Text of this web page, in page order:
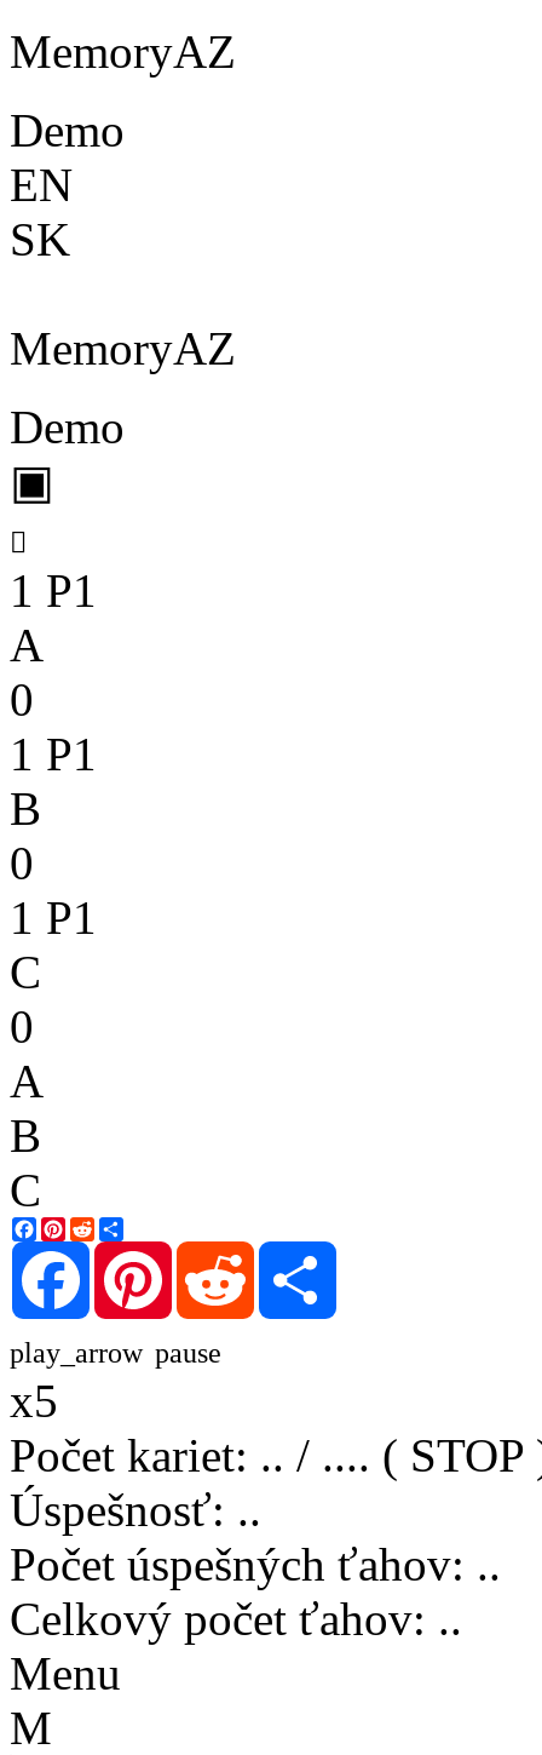
MemoryAZ
Demo
EN
SK
MemoryAZ
Demo
▣

1 P1
A
0
1 P1
B
0
1 P1
C
0
A
B
C
Facebook
Pinterest
Reddit
Facebook
Pinterest Reddit
play_arrow pause
x5
Počet kariet: .. / .... ( STOP
Úspešnosť: ..
Počet úspešných ťahov: ..
Celkový počet ťahov: ..
Menu
M